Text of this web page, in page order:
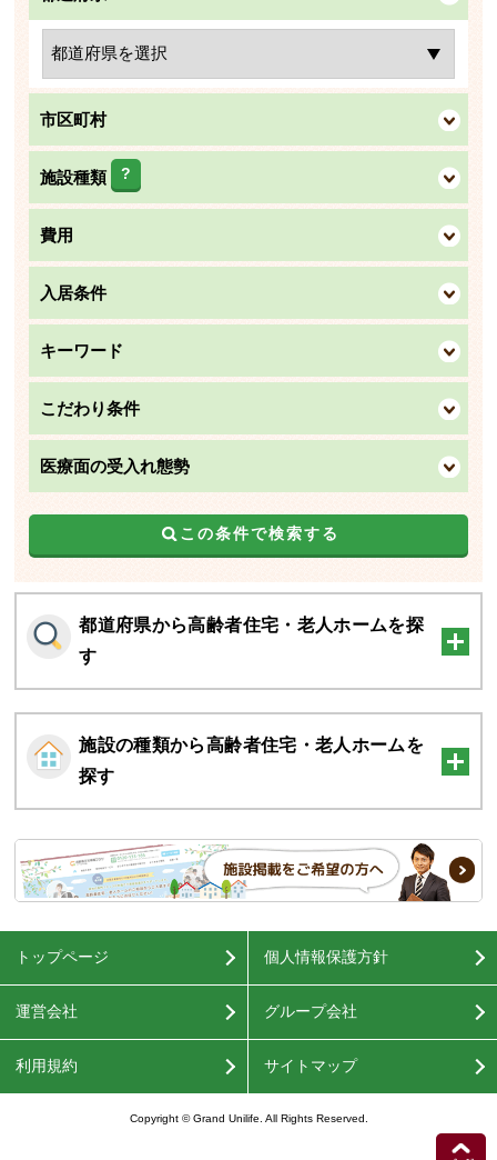
こだわり条件
医療面の受入れ態勢
都道府県から高齢者住宅・老人ホームを探
施設の種類から高齢者住宅・老人ホームを
トップページ 個人情報保護方針
運営会社 グループ会社